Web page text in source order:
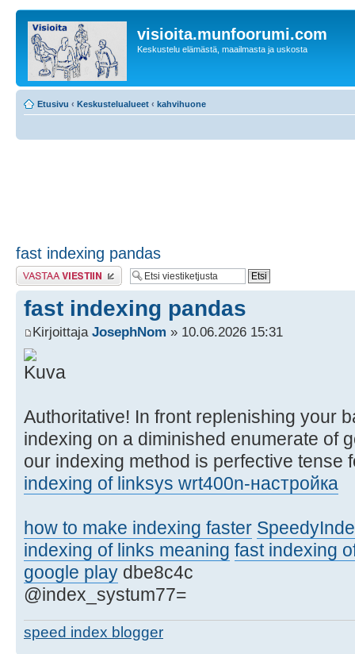
visioita.munfoorumi.com
Keskustelu elämästä, maailmasta ja uskosta
Etusivu ‹ Keskustelualueet ‹ kahvihuone
fast indexing pandas
Lähetä vastaus
fast indexing pandas
Kirjoittaja JosephNom » 10.06.2026 15:31
Authoritative! In front replenishing your
indexing on a diminished enumerate of
our indexing method is perfective tense
indexing of linksys wrt400n-настройка
how to make indexing faster
indexing of links meaning fast indexing
google play dbe8c4c
@index_systum77=
speed index blogger